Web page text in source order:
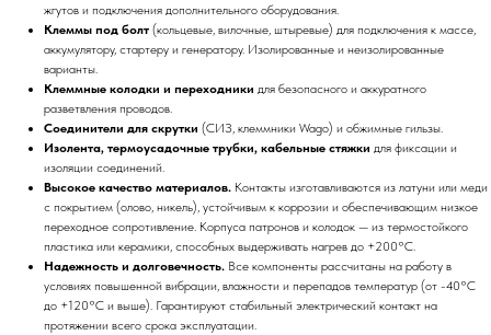
жгутов и подключения дополнительного оборудования.
Клеммы под болт (кольцевые, вилочные, штыревые) для подключения к массе,
аккумулятору, стартеру и генератору. Изолированные и неизолированные
варианты.
Клеммные колодки и переходники для безопасного и аккуратного
разветвления проводов.
Соединители для скрутки (СИЗ, клеммники Wago) и обжимные гильзы.
Изолента, термоусадочные трубки, кабельные стяжки для фиксации и
изоляции соединений.
Высокое качество материалов. Контакты изготавливаются из латуни или меди
с покрытием (олово, никель), устойчивым к коррозии и обеспечивающим низкое
переходное сопротивление. Корпуса патронов и колодок — из термостойкого
пластика или керамики, способных выдерживать нагрев до +200°C.
Надежность и долговечность. Все компоненты рассчитаны на работу в
условиях повышенной вибрации, влажности и перепадов температур (от -40°C
до +120°C и выше). Гарантируют стабильный электрический контакт на
протяжении всего срока эксплуатации.